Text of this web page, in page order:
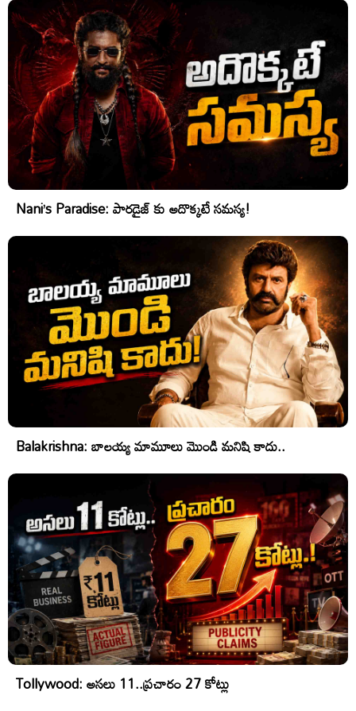
Nani’s Paradise: పారడైజ్ కు అదొక్కటే సమస్య!
Balakrishna: బాలయ్య మామూలు మొండి మనిషి కాదు..
Tollywood: అసలు 11..ప్రచారం 27 కోట్లు